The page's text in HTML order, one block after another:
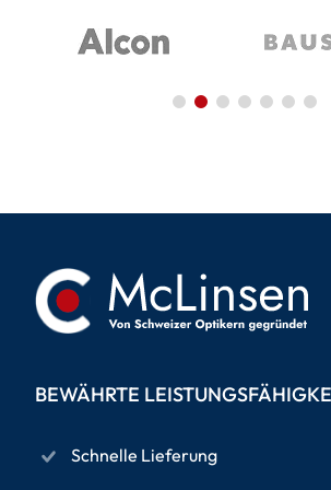
BEWÄHRTE
Schnelle Lieferung